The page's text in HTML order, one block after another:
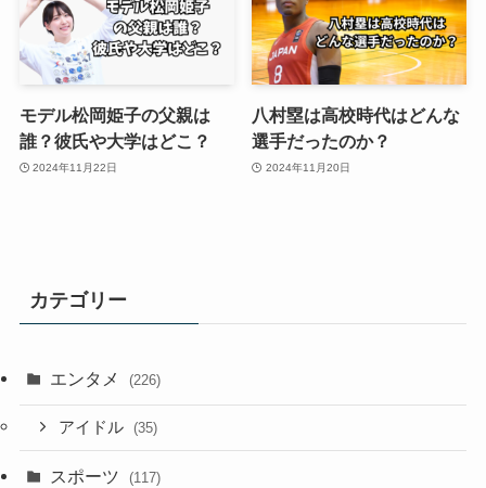
モデル松岡姫子の父親は
誰？彼氏や大学はどこ？
2024年11月22日
八村塁は高校時代はどんな
選手だったのか？
2024年11月20日
カテゴリー
エンタメ (226)
アイドル (35)
スポーツ (117)